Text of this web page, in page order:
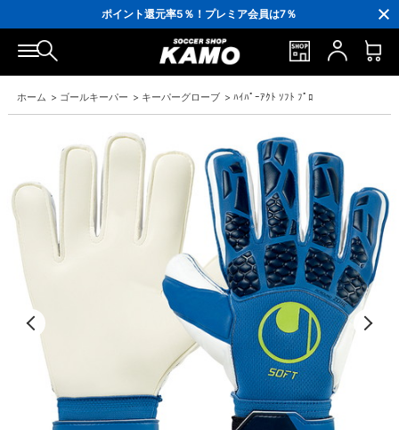
ポイント還元率5％！プレミア会員は7％
会員の方にはお誕生月に「10％OFFクーポン」プレゼント！
16,000円(税込)以上でシューズケースプレゼント！
3,300円(税込)以上で送料無料！
ホーム > ゴールキーパー > キーパーグローブ > ﾊｲﾊﾟｰｱｸﾄ ｿﾌﾄ ﾌﾟﾛ